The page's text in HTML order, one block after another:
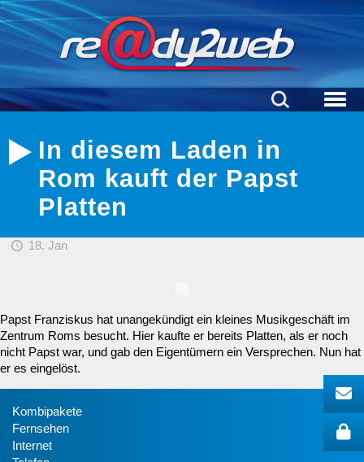
In diesem Laden in
Rom kauft der Papst
Platten
18. Jan
Papst Franziskus hat unangekündigt ein kleines Musikgeschäft im
Zentrum Roms besucht. Hier kaufte er bereits Platten, als er noch
nicht Papst war, und gab den Eigentümern ein Versprechen. Nun hat
er es eingelöst.
Kombipakete
Fernsehen
Internet